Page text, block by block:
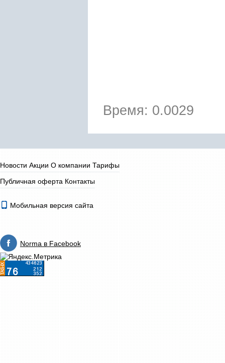
Время: 0.0029
Новости Акции О компании Тарифы
Публичная оферта Контакты
Мобильная версия сайта
Norma в Facebook